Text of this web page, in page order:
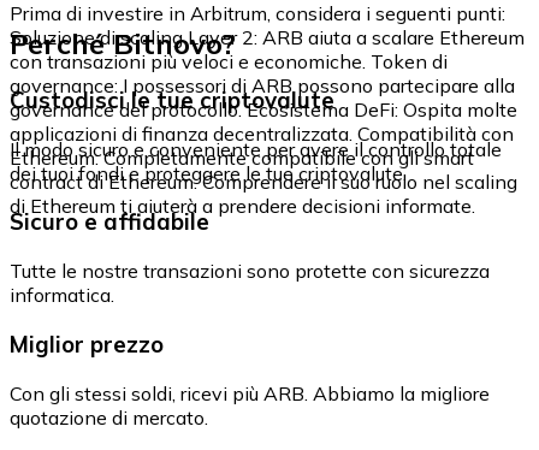
Prima di investire in Arbitrum, considera i seguenti punti:
Soluzione di scaling Layer 2: ARB aiuta a scalare Ethereum
con transazioni più veloci e economiche. Token di
governance: I possessori di ARB possono partecipare alla
governance del protocollo. Ecosistema DeFi: Ospita molte
applicazioni di finanza decentralizzata. Compatibilità con
Ethereum: Completamente compatibile con gli smart
contract di Ethereum. Comprendere il suo ruolo nel scaling
di Ethereum ti aiuterà a prendere decisioni informate.
Perché Bitnovo?
Custodisci le tue criptovalute
Il modo sicuro e conveniente per avere il controllo totale
dei tuoi fondi e proteggere le tue criptovalute.
Sicuro e affidabile
Tutte le nostre transazioni sono protette con sicurezza
informatica.
Miglior prezzo
Con gli stessi soldi, ricevi più ARB. Abbiamo la migliore
quotazione di mercato.